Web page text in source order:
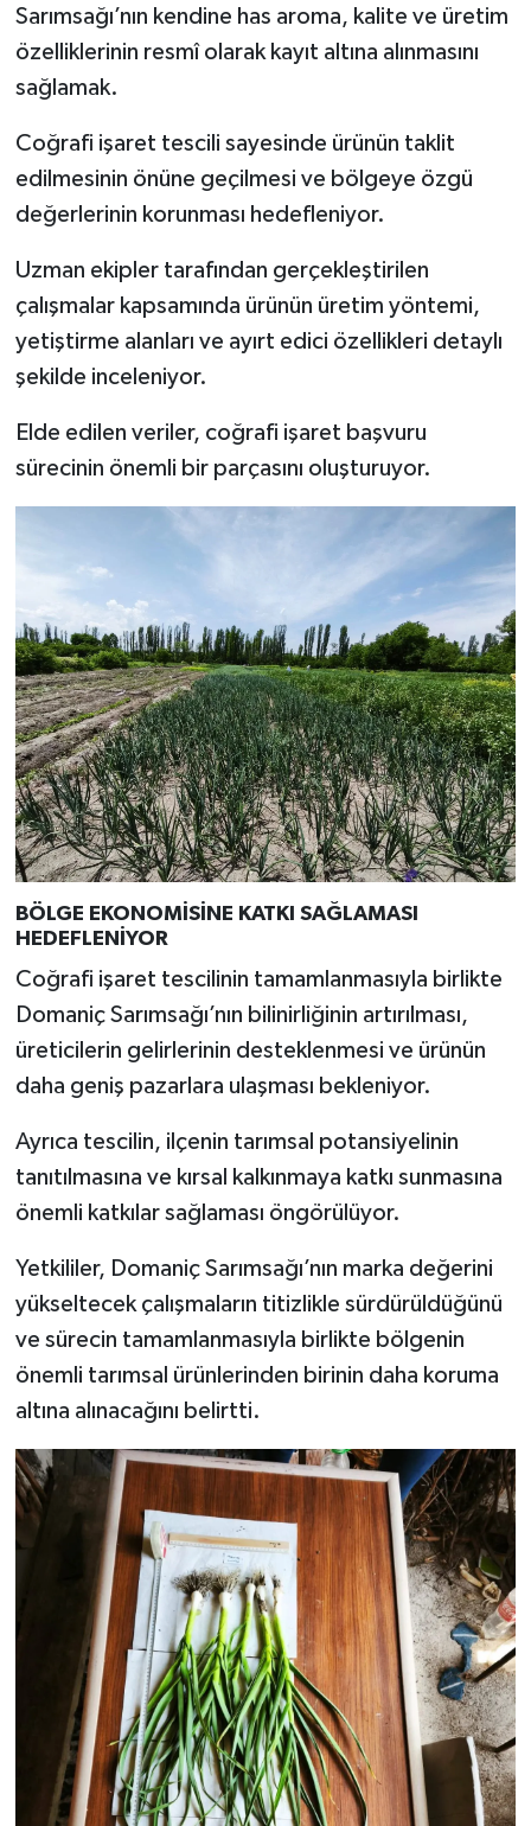
Sarımsağı’nın kendine has aroma, kalite ve üretim
özelliklerinin resmî olarak kayıt altına alınmasını
sağlamak.
Coğrafi işaret tescili sayesinde ürünün taklit
edilmesinin önüne geçilmesi ve bölgeye özgü
değerlerinin korunması hedefleniyor.
Uzman ekipler tarafından gerçekleştirilen
çalışmalar kapsamında ürünün üretim yöntemi,
yetiştirme alanları ve ayırt edici özellikleri detaylı
şekilde inceleniyor.
Elde edilen veriler, coğrafi işaret başvuru
sürecinin önemli bir parçasını oluşturuyor.
BÖLGE EKONOMİSİNE KATKI SAĞLAMASI
HEDEFLENİYOR
Coğrafi işaret tescilinin tamamlanmasıyla birlikte
Domaniç Sarımsağı’nın bilinirliğinin artırılması,
üreticilerin gelirlerinin desteklenmesi ve ürünün
daha geniş pazarlara ulaşması bekleniyor.
Ayrıca tescilin, ilçenin tarımsal potansiyelinin
tanıtılmasına ve kırsal kalkınmaya katkı sunmasına
önemli katkılar sağlaması öngörülüyor.
Yetkililer, Domaniç Sarımsağı’nın marka değerini
yükseltecek çalışmaların titizlikle sürdürüldüğünü
ve sürecin tamamlanmasıyla birlikte bölgenin
önemli tarımsal ürünlerinden birinin daha koruma
altına alınacağını belirtti.
Siyaset
Tavşanlı
Teknoloji
Video Galeri
Yaşam
Yemek Tarifleri